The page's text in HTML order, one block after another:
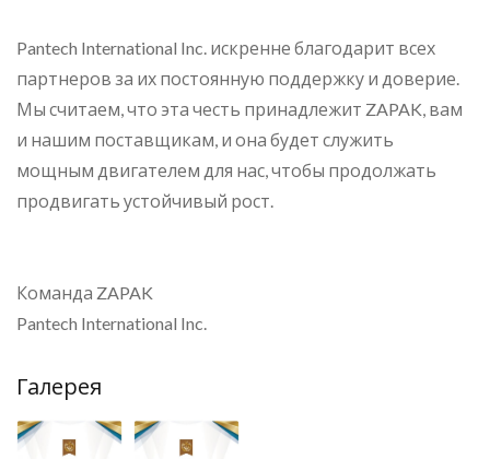
Pantech International Inc. искренне благодарит всех
партнеров за их постоянную поддержку и доверие.
Мы считаем, что эта честь принадлежит ZAPAK, вам
и нашим поставщикам, и она будет служить
мощным двигателем для нас, чтобы продолжать
продвигать устойчивый рост.
Команда ZAPAK
Pantech International Inc.
Галерея